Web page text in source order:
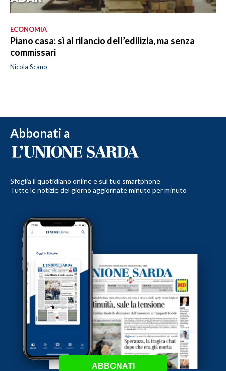
ECONOMIA
Piano casa: sì al rilancio dell’edilizia, ma senza
commissari
Nicola Scano
Abbonati a
Sfoglia il quotidiano online e sul tuo smartphone
Tutte le notizie del giorno aggiornate minuto per minuto
ABBONATI